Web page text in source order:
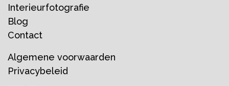
Interieurfotografie
Blog
Contact
Algemene voorwaarden
Privacybeleid